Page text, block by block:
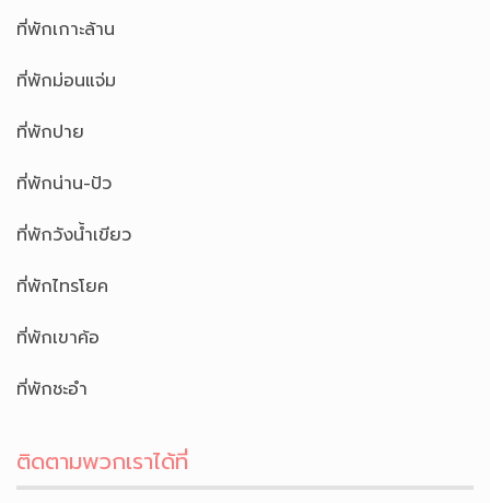
ที่พักเกาะล้าน
ที่พักม่อนแจ่ม
ที่พักปาย
ที่พักน่าน-ปัว
ที่พักวังน้ำเขียว
ที่พักไทรโยค
ที่พักเขาค้อ
ที่พักชะอำ
ติดตามพวกเราได้ที่